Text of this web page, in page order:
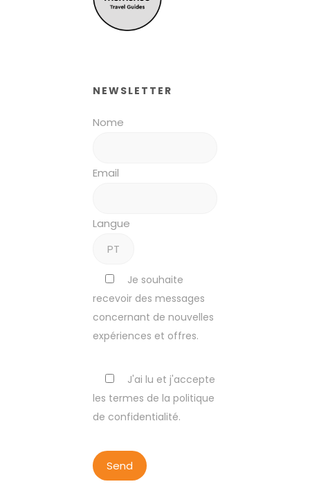
NEWSLETTER
Nome
Email
Langue
Je souhaite
recevoir des messages
concernant de nouvelles
expériences et offres.
J'ai lu et j'accepte
les termes de la politique
de confidentialité.